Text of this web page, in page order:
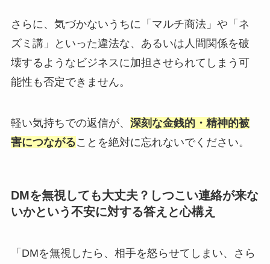
さらに、気づかないうちに「マルチ商法」や「ネ
ズミ講」といった違法な、あるいは人間関係を破
壊するようなビジネスに加担させられてしまう可
能性も否定できません。
軽い気持ちでの返信が、 深刻な金銭的・精神的被
害につながることを絶対に忘れないでください。
DMを無視しても大丈夫？しつこい連絡が来な
いかという不安に対する答えと心構え
「DMを無視したら、相手を怒らせてしまい、さら